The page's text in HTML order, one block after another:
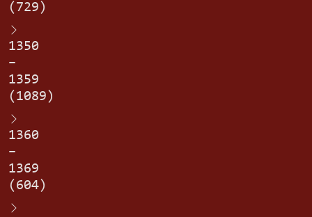
(729)
1350
–
1359
(1089)
1360
–
1369
(604)